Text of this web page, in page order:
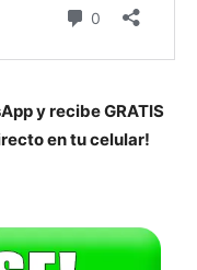
y recibe GRATIS
en tu celular!